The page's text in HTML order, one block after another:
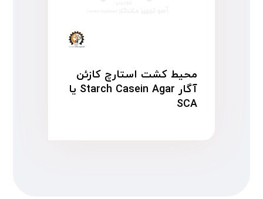
محیط کشت استارچ کازئن
آگار Starch Casein Agar یا
SCA